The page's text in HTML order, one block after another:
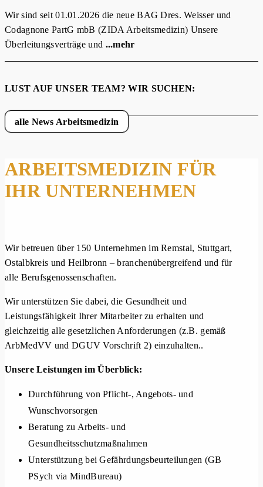
Wir sind seit 01.01.2026 die neue BAG Dres. Weisser und
Codagnone PartG mbB (ZIDA Arbeitsmedizin) Unsere
Überleitungsverträge und ...mehr
LUST AUF UNSER TEAM? WIR SUCHEN:
alle News Arbeitsmedizin
ARBEITSMEDIZIN FÜR
IHR UNTERNEHMEN
Wir betreuen über 150 Unternehmen im Remstal, Stuttgart,
Ostalbkreis und Heilbronn – branchenübergreifend und für
alle Berufsgenossenschaften.
Wir unterstützen Sie dabei, die Gesundheit und
Leistungsfähigkeit Ihrer Mitarbeiter zu erhalten und
gleichzeitig alle gesetzlichen Anforderungen (z.B. gemäß
ArbMedVV und DGUV Vorschrift 2) einzuhalten..
Unsere Leistungen im Überblick:
Durchführung von Pflicht-, Angebots- und
Wunschvorsorgen
Beratung zu Arbeits- und
Gesundheitsschutzmaßnahmen
Unterstützung bei Gefährdungsbeurteilungen (GB
PSych via MindBureau)